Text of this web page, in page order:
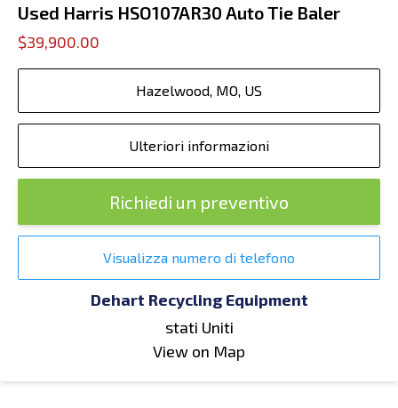
Used Harris HSO107AR30 Auto Tie Baler
$39,900.00
Hazelwood, MO, US
Ulteriori informazioni
Richiedi un preventivo
Visualizza numero di telefono
Dehart Recycling Equipment
stati Uniti
View on Map